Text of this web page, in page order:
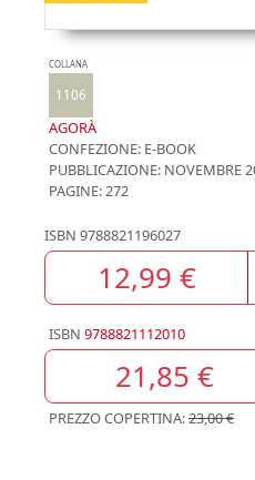
COLLANA
1106
AGORÀ
CONFEZIONE: E-BOOK
PUBBLICAZIONE: NOVEMBRE
PAGINE: 272
ISBN 9788821196027
12,99 €
ISBN 9788821112010
21,85 €
PREZZO COPERTINA:23,00 €